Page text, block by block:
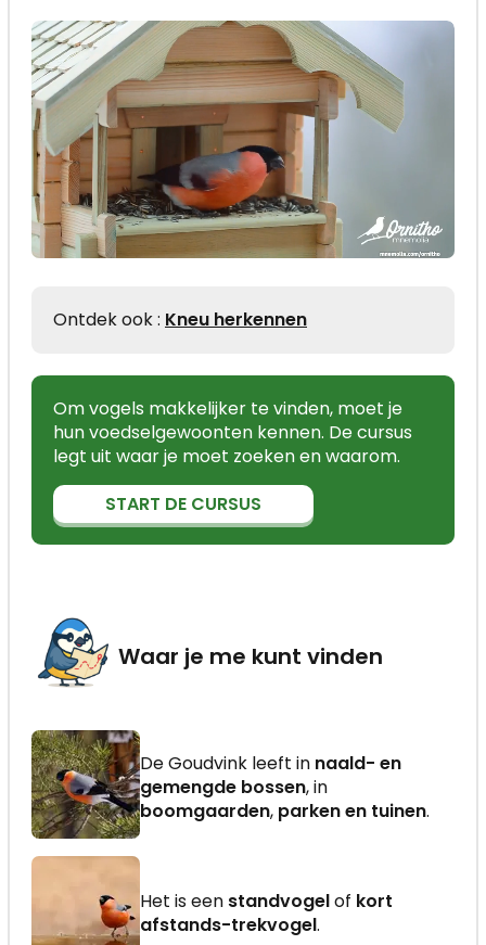
Ontdek ook : Kneu herkennen
Om vogels makkelijker te vinden, moet je
hun voedselgewoonten kennen. De cursus
legt uit waar je moet zoeken en waarom.
START DE CURSUS
Waar je me kunt vinden
De Goudvink leeft in naald- en
gemengde bossen, in
boomgaarden, parken en tuinen.
Het is een standvogelof kort
afstands-trekvogel.